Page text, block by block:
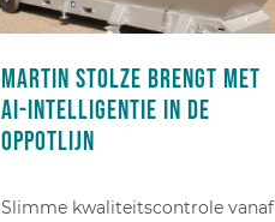
Martin Stolze brengt met
AI-intelligentie in de
oppotlijn
Slimme kwaliteitscontrole vanaf